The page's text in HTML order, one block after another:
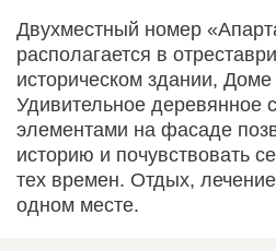
Двухместный номер
располагается в
историческом здании,
Удивительное деревянное
элементами на фасаде
историю и почувствовать
тех времен. Отдых,
одном месте.